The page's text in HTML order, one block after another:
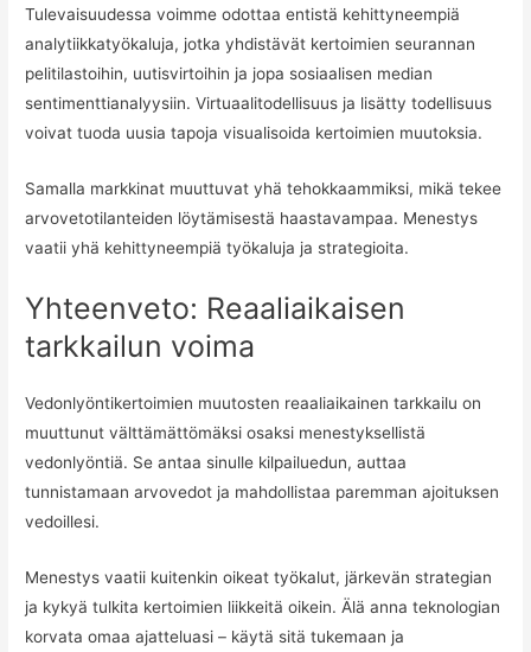
Tulevaisuudessa voimme odottaa entistä kehittyneempiä
analytiikkatyökaluja, jotka yhdistävät kertoimien seurannan
pelitilastoihin, uutisvirtoihin ja jopa sosiaalisen median
sentimenttianalyysiin. Virtuaalitodellisuus ja lisätty todellisuus
voivat tuoda uusia tapoja visualisoida kertoimien muutoksia.
Samalla markkinat muuttuvat yhä tehokkaammiksi, mikä tekee
arvovetotilanteiden löytämisestä haastavampaa. Menestys
vaatii yhä kehittyneempiä työkaluja ja strategioita.
Yhteenveto: Reaaliaikaisen
tarkkailun voima
Vedonlyöntikertoimien muutosten reaaliaikainen tarkkailu on
muuttunut välttämättömäksi osaksi menestyksellistä
vedonlyöntiä. Se antaa sinulle kilpailuedun, auttaa
tunnistamaan arvovedot ja mahdollistaa paremman ajoituksen
vedoillesi.
Menestys vaatii kuitenkin oikeat työkalut, järkevän strategian
ja kykyä tulkita kertoimien liikkeitä oikein. Älä anna teknologian
korvata omaa ajatteluasi – käytä sitä tukemaan ja